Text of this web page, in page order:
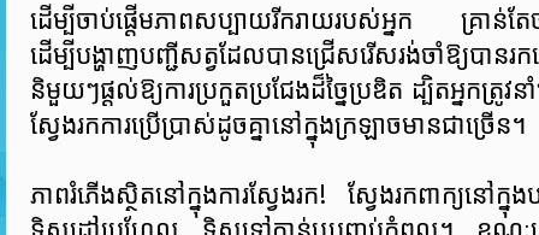
ដើម្បីចាប់ផ្តើមភាពសប្បាយរីករាយរបស់អ្នក គ្រាន់តែច
ដើម្បីបង្ហាញបញ្ជីសត្វដែលបានជ្រើសរើសរង់ចាំឱ្យ
និមួយៗផ្តល់ឱ្យការប្រកួតប្រជែងដ៏ច្នៃប្រឌិត ដ្បិតអ្នកត្រូ
ស្វែងរកការប្រើប្រាស់ដូចគ្នានៅក្នុងក្រឡាចមានជាច្រើន។
ភាពរំភើងស្ថិតនៅក្នុងការស្វែងរក! ស្វែងរកពាក្យនៅក្នុ